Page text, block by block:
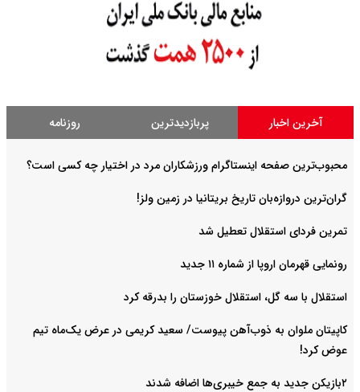
آخرین اخبار پربازدیدترین روزنامه
محبوب‌ترین صفحه اینستاگرام ورزشکاران مرد در اختیار چه کسی است؟
گران‌ترین دروازه‌بان تاریخ بریتانیا در زمین ولز!
تمرین فردای استقلال تعطیل شد
رونمایی قهرمان اروپا از شماره ۱۱ جدید
استقلال با سه گل، استقلال خوزستان را بدرقه کرد
کاپیتان ملوان به ذوب‌آهن پیوست/ سعید کریمی در عرض یک‌ماه تیم
عوض کرد!
۲بازیکن جدید به جمع خیبری‌ها اضافه شدند